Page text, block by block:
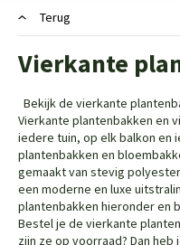
Terug
Vierkante
Bekijk de vierkante
Vierkante plantenbakken en
iedere tuin, op elk balkon en
plantenbakken en
gemaakt van stevig
een moderne en luxe
plantenbakken hieronder en
Bestel je de vierkante
zijn ze op voorraad? Dan heb